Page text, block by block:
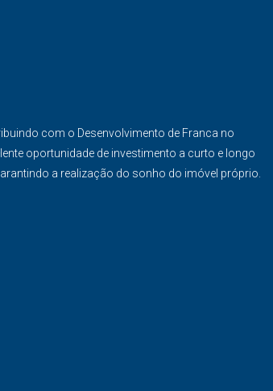
com o Desenvolvimento de Franca no
oportunidade de investimento a curto e longo
a realização do sonho do imóvel próprio.